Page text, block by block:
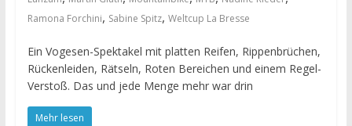
Ramona Forchini, Sabine Spitz, Weltcup La Bresse
Ein Vogesen-Spektakel mit platten Reifen, Rippenbrüchen,
Rückenleiden, Rätseln, Roten Bereichen und einem Regel-
Verstoß. Das und jede Menge mehr war drin
Mehr lesen